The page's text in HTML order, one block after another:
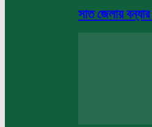
সাত জেলায় বন্যার